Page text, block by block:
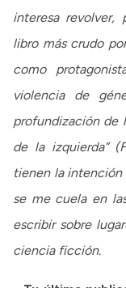
interesa revolver,
libro más crudo
como
violencia de
profundización de
de la izquierda”
tienen la intención
se me cuela en
escribir sobre
ciencia ficción.